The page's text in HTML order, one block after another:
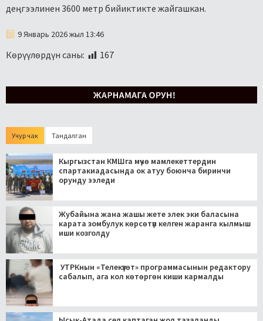
деңгээлинен 3600 метр бийиктикте жайгашкан.
9 Январь 2026 жыл 13:46
Көрүүлөрдүн саны: 167
Учур чак Тандалган
Кыргызстан КМШга мүчө мамлекеттердин
спартакиадасында ок атуу боюнча биринчи
орунду ээледи
Жубайына жана жашы жете элек эки баласына
карата зомбулук көрсөтүп келген жаранга кылмыш
иши козголду
УТРКнын «Телекүзөт» программасынын редактору
сабалып, ага кол көтөргөн киши кармалды